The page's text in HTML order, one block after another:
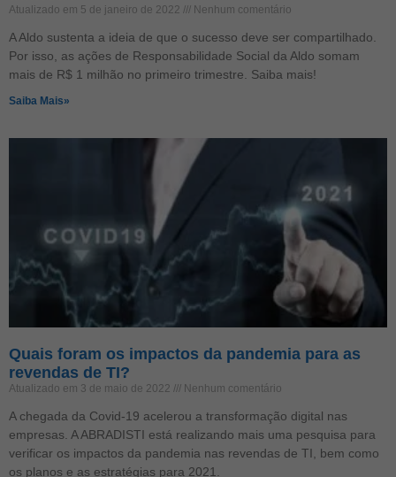
Atualizado em 5 de janeiro de 2022 Nenhum comentário
A Aldo sustenta a ideia de que o sucesso deve ser compartilhado.
Por isso, as ações de Responsabilidade Social da Aldo somam
mais de R$ 1 milhão no primeiro trimestre. Saiba mais!
Saiba Mais»
Quais foram os impactos da pandemia para as
revendas de TI?
Atualizado em 3 de maio de 2022 Nenhum comentário
A chegada da Covid-19 acelerou a transformação digital nas
empresas. A ABRADISTI está realizando mais uma pesquisa para
verificar os impactos da pandemia nas revendas de TI, bem como
os planos e as estratégias para 2021.